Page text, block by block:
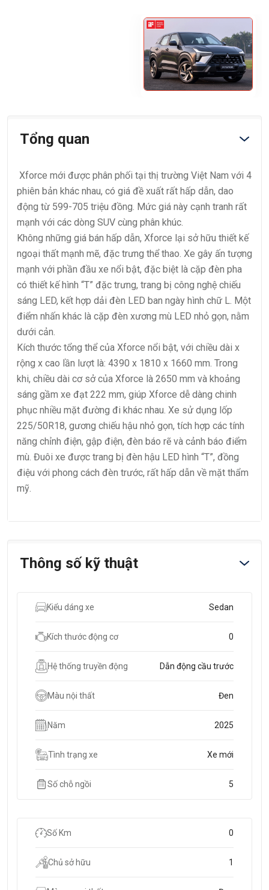
Tổng quan
Xforce mới được phân phối tại thị trường Việt Nam với 4
phiên bản khác nhau, có giá đề xuất rất hấp dẫn, dao
động từ 599-705 triệu đồng. Mức giá này cạnh tranh rất
mạnh với các dòng SUV cùng phân khúc.
Không những giá bán hấp dẫn, Xforce lại sở hữu thiết kế
ngoại thất mạnh mẽ, đặc trưng thể thao. Xe gây ấn tượng
mạnh với phần đầu xe nổi bật, đặc biệt là cặp đèn pha
có thiết kế hình “T” đặc trưng, trang bị công nghệ chiếu
sáng LED, kết hợp dải đèn LED ban ngày hình chữ L. Một
điểm nhấn khác là cặp đèn xương mù LED nhỏ gọn, nằm
dưới cản.
Kích thước tổng thể của Xforce nổi bật, với chiều dài x
rộng x cao lần lượt là: 4390 x 1810 x 1660 mm. Trong
khi, chiều dài cơ sở của Xforce là 2650 mm và khoảng
sáng gầm xe đạt 222 mm, giúp Xforce dễ dàng chinh
phục nhiều mặt đường đi khác nhau. Xe sử dụng lốp
225/50R18, gương chiếu hậu nhỏ gọn, tích hợp các tính
năng chỉnh điện, gập điện, đèn báo rẽ và cảnh báo điểm
mù. Đuôi xe được trang bị đèn hậu LED hình “T”, đồng
điệu với phong cách đèn trước, rất hấp dẫn về mặt thẩm
mỹ.
Thông số kỹ thuật
Kiểu dáng xe Sedan
Kích thước động cơ 0
Hệ thống truyền động Dẫn động cầu trước
Màu nội thất Đen
Năm 2025
Tình trạng xe Xe mới
Số chỗ ngồi 5
Số Km 0
Chủ sở hữu 1